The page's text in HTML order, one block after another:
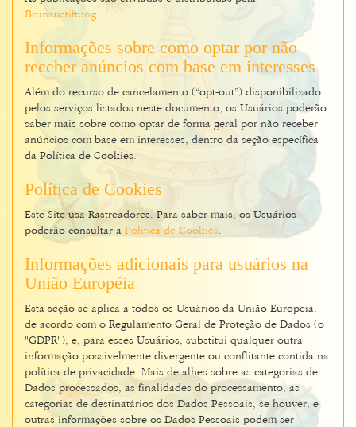
Brunaustiftung.
Informações sobre como optar por não
receber anúncios com base em interesses
Além do recurso de cancelamento (“opt-out”) disponibilizado
pelos serviços listados neste documento, os Usuários poderão
saber mais sobre como optar de forma geral por não receber
anúncios com base em interesses, dentro da seção específica
da Política de Cookies.
Política de Cookies
Este Site usa Rastreadores. Para saber mais, os Usuários
poderão consultar a Política de Cookies.
Informações adicionais para usuários na
União Européia
Esta seção se aplica a todos os Usuários da União Europeia,
de acordo com o Regulamento Geral de Proteção de Dados (o
"GDPR"), e, para esses Usuários, substitui qualquer outra
informação possivelmente divergente ou conflitante contida na
política de privacidade. Mais detalhes sobre as categorias de
Dados processados, as finalidades do processamento, as
categorias de destinatários dos Dados Pessoais, se houver, e
outras informações sobre os Dados Pessoais podem ser